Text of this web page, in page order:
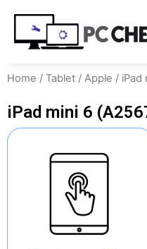
Home / Tablet / Apple / iPad
iPad mini 6